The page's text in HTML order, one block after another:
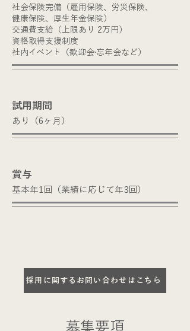
社会保険完備（雇用保険、労災保険、
健康保険、厚生年金保険）
交通費支給（上限あり 2万円）
資格取得支援制度
社内イベント（歓迎会·忘年会など）
​試用期間
あり（6ヶ月）
賞与
基本年1回（業績に応じて年3回）
採用に関するお問い合わせはこちら
​募集要項